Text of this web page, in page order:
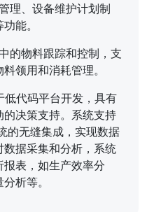
理、设备维护计划制
能。
的物料跟踪和控制，支
领用和消耗管理。
低代码平台开发，具有
决策支持。系统支持
的无缝集成，实现数据
据采集和分析，系统
表，如生产效率分
析等。